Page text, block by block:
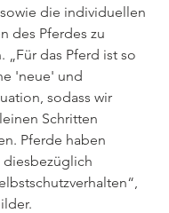
die individuellen
des Pferdes zu
„Für das Pferd ist so
'neue' und
sodass wir
Schritten
Pferde haben
diesbezüglich